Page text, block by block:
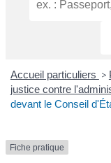
Accueil particuliers >
justice contre
devant le Conseil
Fiche pratique